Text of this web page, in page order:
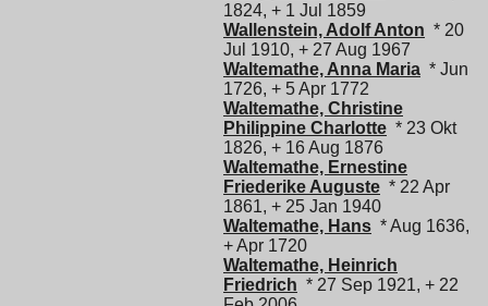
1824, + 1 Jul 1859
Wallenstein, Adolf Anton * 20
Jul 1910, + 27 Aug 1967
Waltemathe, Anna Maria * Jun
1726, + 5 Apr 1772
Waltemathe, Christine
Philippine Charlotte * 23 Okt
1826, + 16 Aug 1876
Waltemathe, Ernestine
Friederike Auguste * 22 Apr
1861, + 25 Jan 1940
Waltemathe, Hans * Aug 1636,
+ Apr 1720
Waltemathe, Heinrich
Friedrich * 27 Sep 1921, + 22